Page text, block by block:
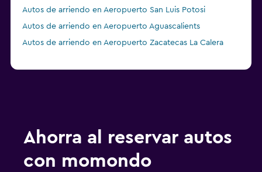
Autos de arriendo en Aeropuerto San Luis Potosi
Autos de arriendo en Aeropuerto Aguascalients
Autos de arriendo en Aeropuerto Zacatecas La Calera
Ahorra al reservar autos
con momondo